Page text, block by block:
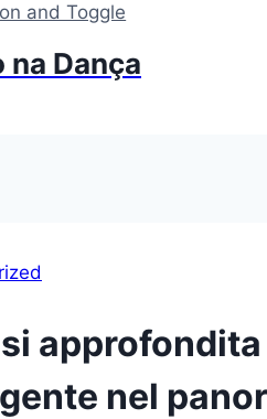
and Toggle
na Dança
nel